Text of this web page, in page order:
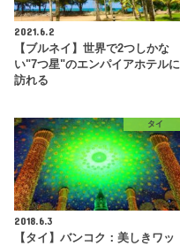
2021.6.2
【ブルネイ】世界で2つしかな
い"7つ星"のエンパイアホテルに
訪れる
タイ
2018.6.3
【タイ】バンコク：美しきワッ